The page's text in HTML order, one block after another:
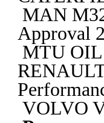
MAN
Approval
MTU
VOLVO